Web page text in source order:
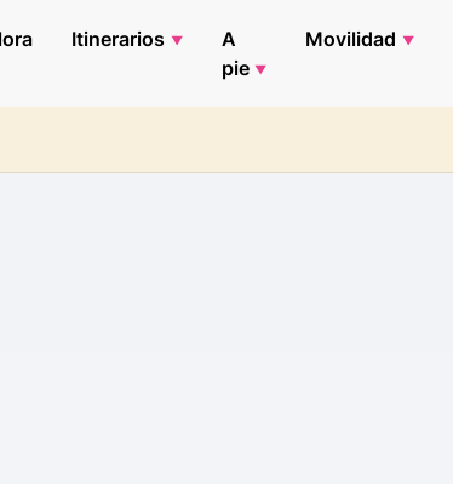
Itinerarios
A
pie
Movilidad